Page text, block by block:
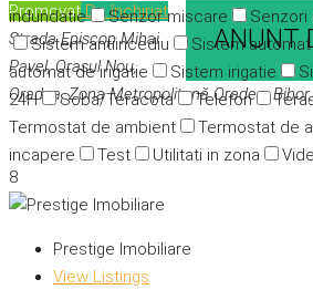
indundatie
Senzor miscare Senzori
Sistem antiincediu
Sistem
automat de irigatie
Sistem irigatie
24H
Soba/Teracota Telefon
Termostat de ambient
Termostat de
incapere
Test Utilitati in zona
PromovatDe închiriat
ANUNT
Strada Episcop Mihai
Pavel, Orașul Nou,
Oradea, Zona Metropolitană Oradea,
8
Prestige Imobiliare
View Listings